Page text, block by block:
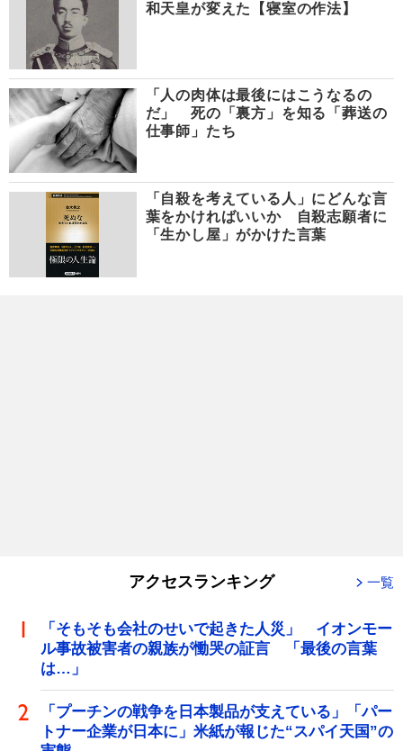
和天皇が変えた【寝室の作法】
「人の肉体は最後にはこうなるの
だ」 死の「裏方」を知る「葬送の
仕事師」たち
「自殺を考えている人」にどんな言
葉をかければいいか 自殺志願者に
「生かし屋」がかけた言葉
アクセスランキング 一覧
「そもそも会社のせいで起きた人災」 イオンモー
ル事故被害者の親族が慟哭の証言 「最後の言葉
は…」
「プーチンの戦争を日本製品が支えている」「パー
トナー企業が日本に」米紙が報じた“スパイ天国”の